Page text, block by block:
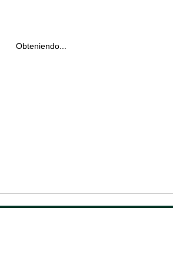
Obteniendo...